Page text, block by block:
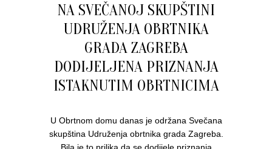
NA SVEČANOJ SKUPŠTINI
UDRUŽENJA OBRTNIKA
GRADA ZAGREBA
DODIJELJENA PRIZNANJA
ISTAKNUTIM OBRTNICIMA
U Obrtnom domu danas je održana Svečana
skupština Udruženja obrtnika grada Zagreba.
Bila je to prilika da se dodijele priznanja